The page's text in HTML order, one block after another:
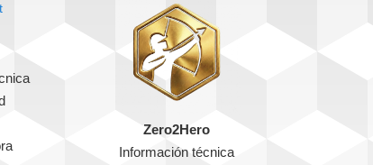
Zero2Hero
Información técnica